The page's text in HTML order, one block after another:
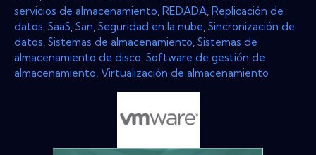
servicios de almacenamiento REDADA Replicación de
datos SaaS San Seguridad en la nube Sincronización de
datos Sistemas de almacenamiento Sistemas de
almacenamiento de disco Software de gestión de
almacenamiento Virtualización de almacenamiento